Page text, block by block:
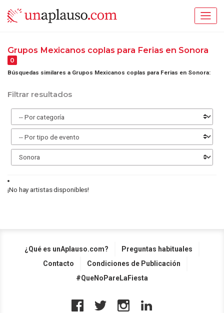
Grupos Mexicanos coplas para Ferias en Sonora
0
Búsquedas similares a Grupos Mexicanos coplas para Ferias en Sonora:
Filtrar resultados
¡No hay artistas disponibles!
¿Qué es unAplauso.com?
Preguntas habituales
Contacto
Condiciones de Publicación
#QueNoPareLaFiesta